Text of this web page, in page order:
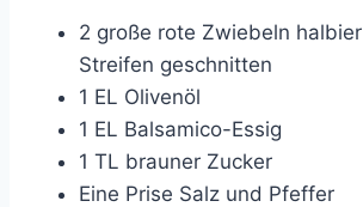
2 große rote Zwiebeln
Streifen geschnitten
1 EL Olivenöl
1 EL Balsamico-Essig
1 TL brauner Zucker
Eine Prise Salz und Pfeffer